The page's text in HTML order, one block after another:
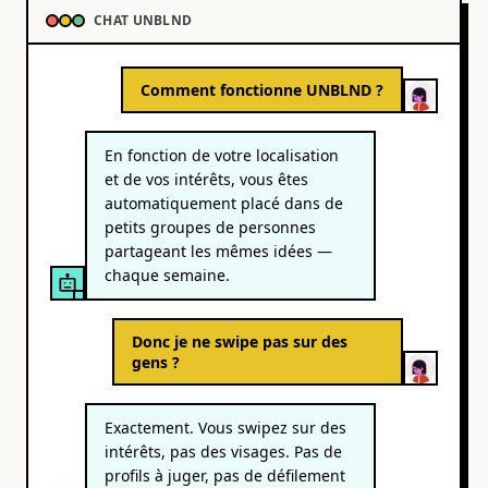
CHAT UNBLND
Comment fonctionne UNBLND ?
En fonction de votre localisation
et de vos intérêts, vous êtes
automatiquement placé dans de
petits groupes de personnes
partageant les mêmes idées —
chaque semaine.
Donc je ne swipe pas sur des
gens ?
Exactement. Vous swipez sur des
intérêts, pas des visages. Pas de
profils à juger, pas de défilement